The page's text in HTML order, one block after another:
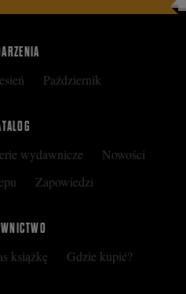
Październik
wydawnicze
Nowości
Zapowiedzi
książkę Gdzie kupić?